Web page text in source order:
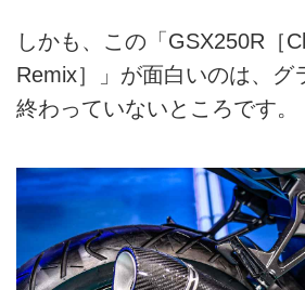
しかも、この「GSX250R［
Remix］」が面白いのは、グ
終わっていないところです。